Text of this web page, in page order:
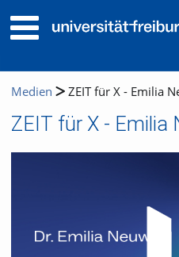
Medien ZEIT für X - Emilia